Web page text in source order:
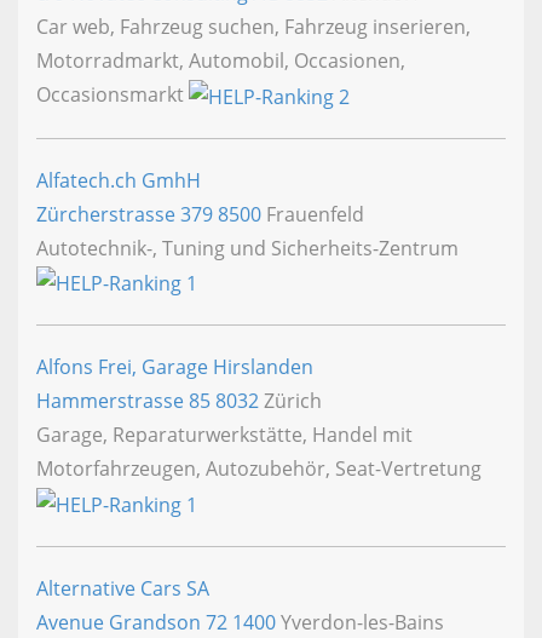
Car web, Fahrzeug suchen, Fahrzeug inserieren,
Motorradmarkt, Automobil, Occasionen,
Occasionsmarkt
Alfatech.ch GmhH
Zürcherstrasse 3798500 Frauenfeld
Autotechnik-, Tuning und Sicherheits-Zentrum
Alfons Frei, Garage Hirslanden
Hammerstrasse 858032Zürich
Garage, Reparaturwerkstätte, Handel mit
Motorfahrzeugen, Autozubehör, Seat-Vertretung
Alternative Cars SA
Avenue Grandson 72 1400Yverdon-les-Bains